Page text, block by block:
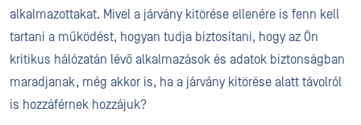
alkalmazottakat. Mivel a járvány kitörése ellenére is fenn kell
tartani a működést, hogyan tudja biztosítani, hogy az Ön
kritikus hálózatán lévő alkalmazások és adatok biztonságban
maradjanak, még akkor is, ha a járvány kitörése alatt távolról
is hozzáférnek hozzájuk?